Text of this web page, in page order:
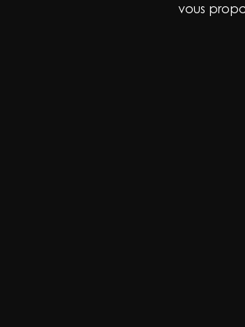
vous